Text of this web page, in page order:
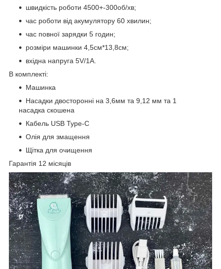
швидкість роботи 4500+-300об/хв;
час роботи від акумулятору 60 хвилин;
час повної зарядки 5 годин;
розміри машинки 4,5см*13,8см;
вхідна напруга 5V/1A.
В комплекті:
Машинка
Насадки двосторонні на 3,6мм та 9,12 мм та 1
насадка скошена
Кабель USB Type-C
Олія для змащення
Щітка для очищення
Гарантія 12 місяців